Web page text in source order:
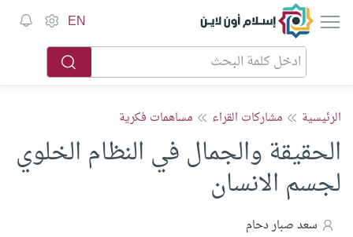
إسلام أون لاين EN
الرئيسية مشاركات القراء مساهمات فكرية
الحقيقة والجمال في النظام الخلوي
لجسم الانسان
سعد صبار دحام